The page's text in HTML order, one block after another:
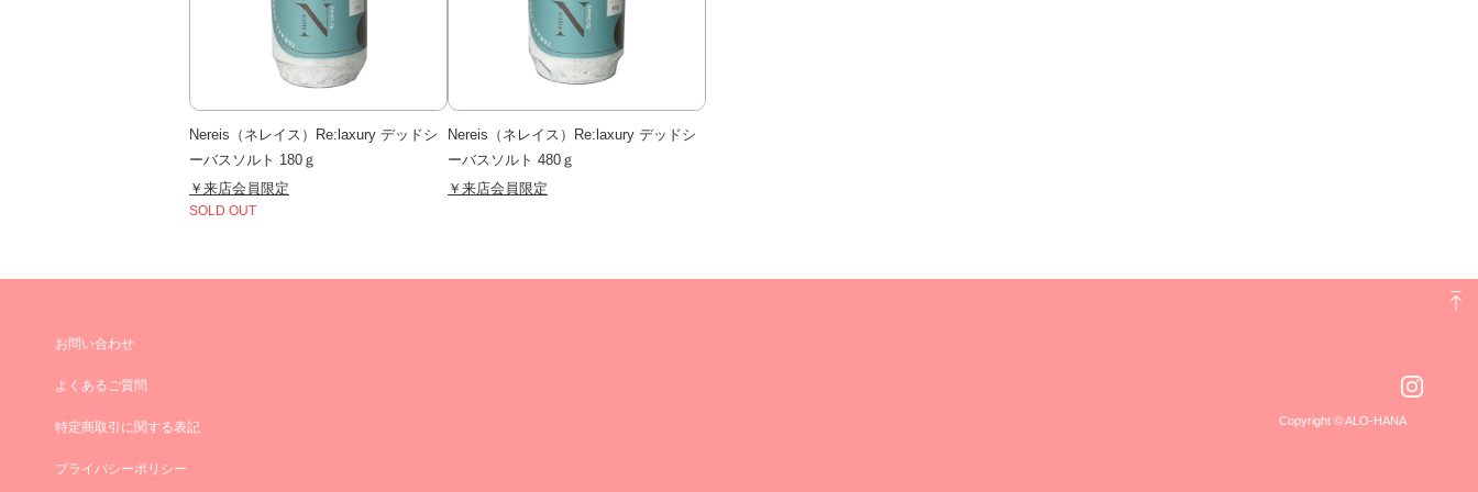
Nereis（ネレイス）Re:laxury デッドシ
ーバスソルト 180ｇ
￥来店会員限定
SOLD OUT
Nereis（ネレイス）Re:laxury デッドシ
ーバスソルト 480ｇ
￥来店会員限定
お問い合わせ
よくあるご質問
特定商取引に関する表記
プライバシーポリシー
Copyright © ALO-HANA